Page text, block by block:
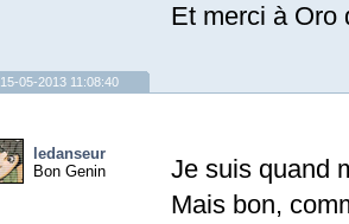
Et merci à Oro
15-05-2013 11:08:40
ledanseur
Bon Genin
Je suis quand
Mais bon,